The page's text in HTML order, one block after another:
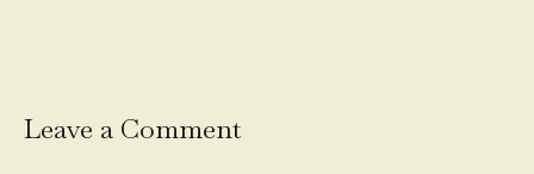
Leave a Comment